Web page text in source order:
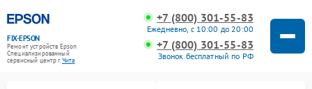
FIX-EPSON
Ремонт устройств Epson
Специализированный
cервисный центр г.Чита
+7 (800) 301-55-83
Ежедневно, с 10:00 до 20:00
+7 (800) 301-55-83
Звонок бесплатный по РФ